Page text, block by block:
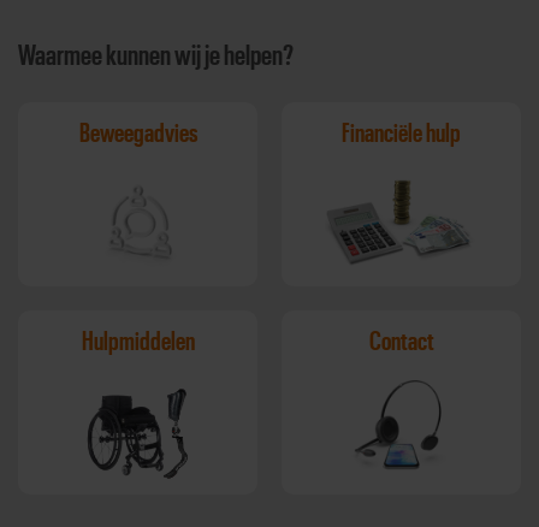
Waarmee kunnen wij je helpen?
Beweegadvies Financiële hulp
Hulpmiddelen Contact